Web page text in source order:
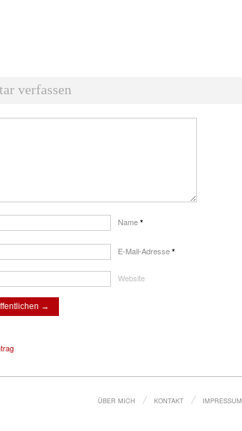
verfassen
Name *
E-Mail-Adresse *
Website
ÜBER MICH KONTAKT IMPRESSUM